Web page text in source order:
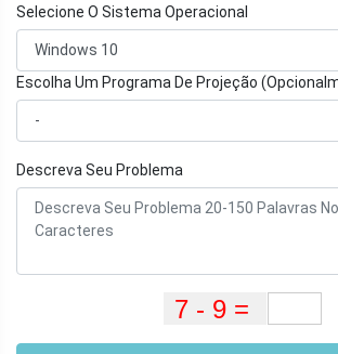
Selecione O Sistema Operacional
Escolha Um Programa De Projeção
Descreva Seu Problema